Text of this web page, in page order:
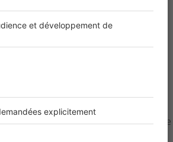
déclencher l’indemnisation.
recouvrement des loyers illimité.
d’associer unegarantie sur les
si vous vous apercevez à l’issue